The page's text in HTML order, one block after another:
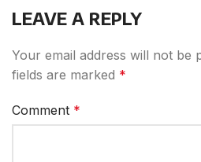
LEAVE A REPLY
Your email address will not be
fields are marked *
Comment *